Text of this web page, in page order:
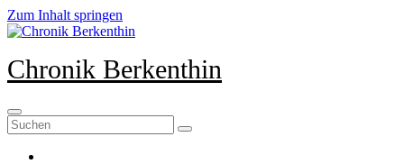
Zum Inhalt springen
Chronik Berkenthin